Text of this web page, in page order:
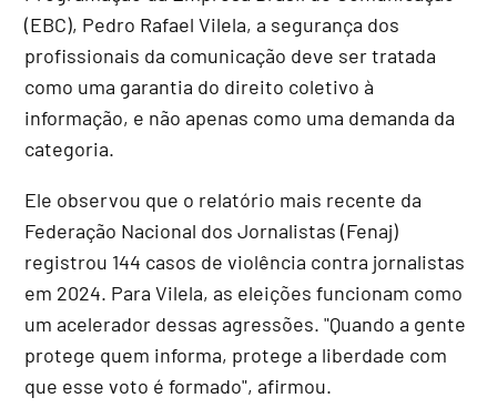
(EBC), Pedro Rafael Vilela, a segurança dos
profissionais da comunicação deve ser tratada
como uma garantia do direito coletivo à
informação, e não apenas como uma demanda da
categoria.
Ele observou que o relatório mais recente da
Federação Nacional dos Jornalistas (Fenaj)
registrou 144 casos de violência contra jornalistas
em 2024. Para Vilela, as eleições funcionam como
um acelerador dessas agressões. "Quando a gente
protege quem informa, protege a liberdade com
que esse voto é formado", afirmou.